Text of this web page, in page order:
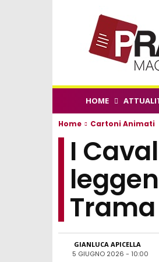
HOME
Home Cartoni Animati
I
Trama
GIANLUCA APICELLA
5 GIUGNO 2026 - 10:00